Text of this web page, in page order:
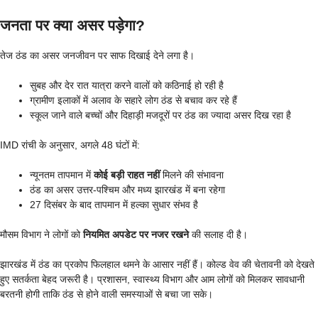
जनता पर क्या असर पड़ेगा?
तेज ठंड का असर जनजीवन पर साफ दिखाई देने लगा है।
सुबह और देर रात यात्रा करने वालों को कठिनाई हो रही है
ग्रामीण इलाकों में अलाव के सहारे लोग ठंड से बचाव कर रहे हैं
स्कूल जाने वाले बच्चों और दिहाड़ी मजदूरों पर ठंड का ज्यादा असर दिख रहा है
IMD रांची के अनुसार, अगले 48 घंटों में:
न्यूनतम तापमान मेंकोई बड़ी राहत नहींमिलने की संभावना
ठंड का असर उत्तर-पश्चिम और मध्य झारखंड में बना रहेगा
27 दिसंबर के बाद तापमान में हल्का सुधार संभव है
मौसम विभाग ने लोगों कोनियमित अपडेट पर नजर रखनेकी सलाह दी है।
झारखंड में ठंड का प्रकोप फिलहाल थमने के आसार नहीं हैं। कोल्ड वेव की चेतावनी को देखते
हुए सतर्कता बेहद जरूरी है। प्रशासन, स्वास्थ्य विभाग और आम लोगों को मिलकर सावधानी
बरतनी होगी ताकि ठंड से होने वाली समस्याओं से बचा जा सके।